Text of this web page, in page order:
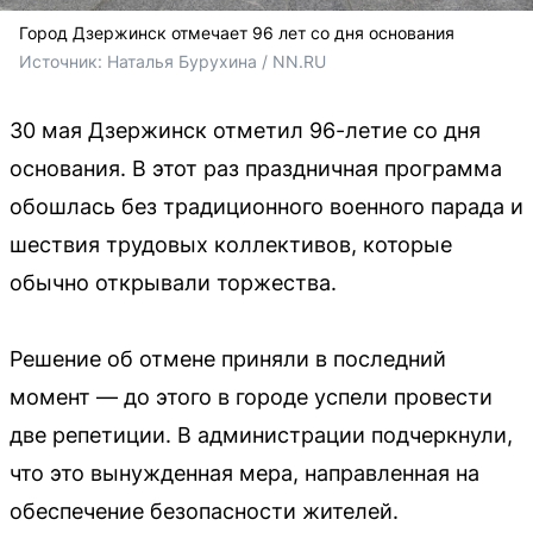
Город Дзержинск отмечает 96 лет со дня основания
Источник: Наталья Бурухина / NN.RU
30 мая Дзержинск отметил 96-летие со дня
основания. В этот раз праздничная программа
обошлась без традиционного военного парада и
шествия трудовых коллективов, которые
обычно открывали торжества.
Решение об отмене приняли в последний
момент — до этого в городе успели провести
две репетиции. В администрации подчеркнули,
что это вынужденная мера, направленная на
обеспечение безопасности жителей.